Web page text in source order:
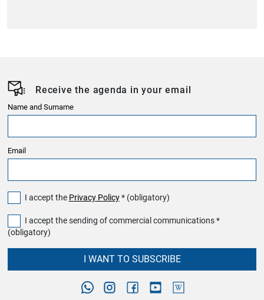
Receive the agenda in your email
Name and Surname
Email
I accept the Privacy Policy* (obligatory)
I accept the sending of commercial communications *
(obligatory)
I WANT TO SUBSCRIBE